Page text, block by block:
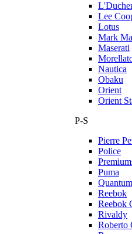
Lee
Lotus
Mark
Maserati
Nautica
Obaku
Orient
Orient
P-S
Pierre
Police
Puma
Quantum
Reebok
Reebok
Rivaldy
Roberto